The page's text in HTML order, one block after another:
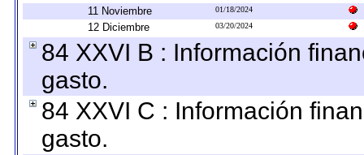
11 Noviembre 01/18/2024
12 Diciembre 03/20/2024
84 XXVI B : Información
gasto.
84 XXVI C : Información
gasto.